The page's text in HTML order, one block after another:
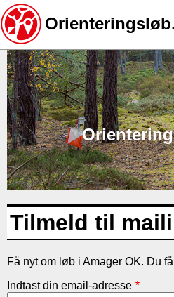
Gå
til
hovedindhold
Tilmeld til
Få nyt om løb i Amager OK. Du
Indtast din email-adresse